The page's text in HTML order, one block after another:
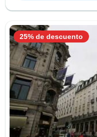
25% de descuento